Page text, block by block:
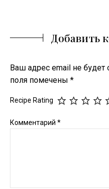
Добавить
Ваш адрес email не будет
поля помечены *
Recipe Rating
Комментарий *